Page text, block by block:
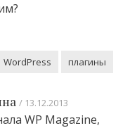
WordPress плагины
13.12.2013
WP Magazine,